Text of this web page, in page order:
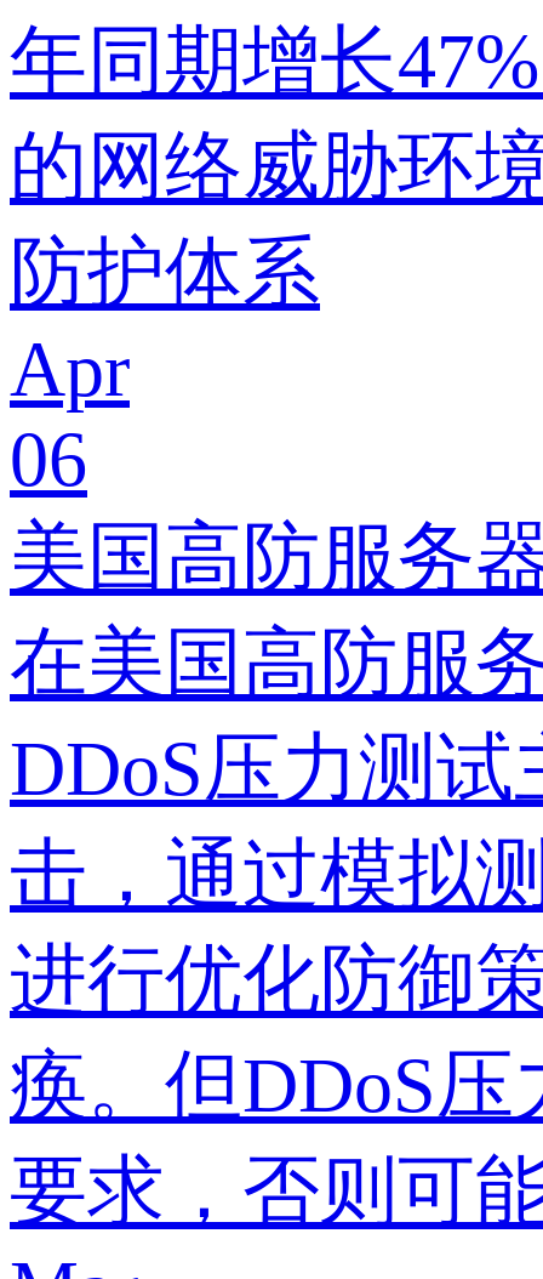
年同期增长
的网络威胁环
防护体系
Apr
06
美国高防服务
在美国高防服
DDoS压力测
击，通过模拟
进行优化防御
痪。但DDoS
要求，否则可